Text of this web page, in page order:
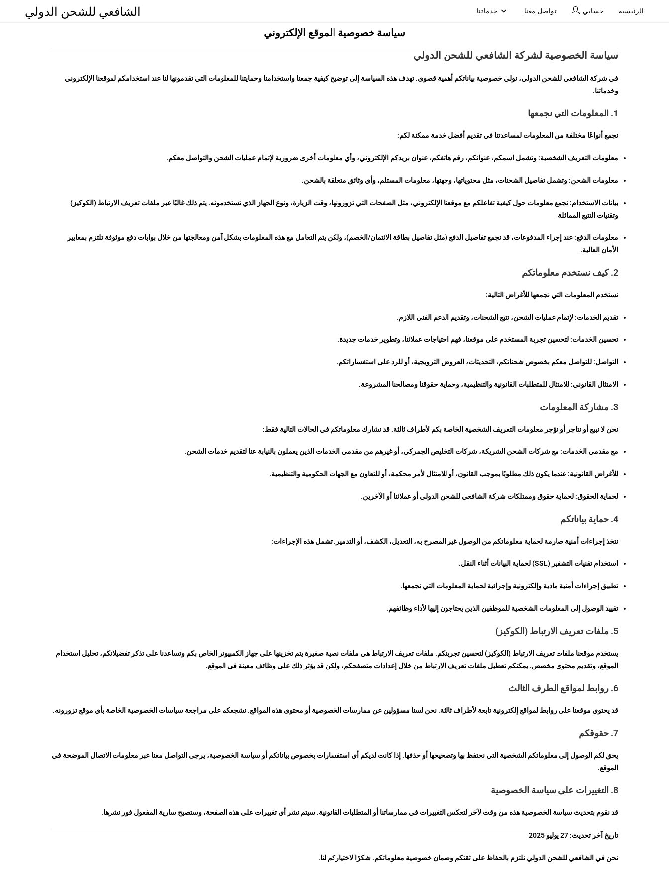
الشافعي للشحن الدولي خدماتنا تواصل معنا حسابي الرئيسية
سياسة خصوصية الموقع الإلكتروني
سياسة الخصوصية لشركة الشافعي للشحن الدولي
في شركة الشافعي للشحن الدولي، نولي خصوصية بياناتكم أهمية قصوى. تهدف هذه السياسة إلى توضيح كيفية جمعنا واستخدامنا وحمايتنا للمعلومات التي تقدمونها لنا عند استخدامكم لموقعنا الإلكتروني
وخدماتنا.
1. المعلومات التي نجمعها
نجمع أنواعًا مختلفة من المعلومات لمساعدتنا في تقديم أفضل خدمة ممكنة لكم:
معلومات التعريف الشخصية: وتشمل اسمكم، عنوانكم، رقم هاتفكم، عنوان بريدكم الإلكتروني، وأي معلومات أخرى ضرورية لإتمام عمليات الشحن والتواصل معكم.
معلومات الشحن: وتشمل تفاصيل الشحنات، مثل محتوياتها، وجهتها، معلومات المستلم، وأي وثائق متعلقة بالشحن.
بيانات الاستخدام: نجمع معلومات حول كيفية تفاعلكم مع موقعنا الإلكتروني، مثل الصفحات التي تزورونها، وقت الزيارة، ونوع الجهاز الذي تستخدمونه. يتم ذلك غالبًا عبر ملفات تعريف الارتباط (الكوكيز)
وتقنيات التتبع المماثلة.
معلومات الدفع: عند إجراء المدفوعات، قد نجمع تفاصيل الدفع (مثل تفاصيل بطاقة الائتمان/الخصم)، ولكن يتم التعامل مع هذه المعلومات بشكل آمن ومعالجتها من خلال بوابات دفع موثوقة تلتزم بمعايير
الأمان العالية.
2. كيف نستخدم معلوماتكم
نستخدم المعلومات التي نجمعها للأغراض التالية:
تقديم الخدمات: لإتمام عمليات الشحن، تتبع الشحنات، وتقديم الدعم الفني اللازم.
تحسين الخدمات: لتحسين تجربة المستخدم على موقعنا، فهم احتياجات عملائنا، وتطوير خدمات جديدة.
التواصل: للتواصل معكم بخصوص شحناتكم، التحديثات، العروض الترويجية، أو للرد على استفساراتكم.
الامتثال القانوني: للامتثال للمتطلبات القانونية والتنظيمية، وحماية حقوقنا ومصالحنا المشروعة.
3. مشاركة المعلومات
نحن لا نبيع أو نتاجر أو نؤجر معلومات التعريف الشخصية الخاصة بكم لأطراف ثالثة. قد نشارك معلوماتكم في الحالات التالية فقط:
مع مقدمي الخدمات: مع شركات الشحن الشريكة، شركات التخليص الجمركي، أو غيرهم من مقدمي الخدمات الذين يعملون بالنيابة عنا لتقديم خدمات الشحن.
للأغراض القانونية: عندما يكون ذلك مطلوبًا بموجب القانون، أو للامتثال لأمر محكمة، أو للتعاون مع الجهات الحكومية والتنظيمية.
لحماية الحقوق: لحماية حقوق وممتلكات شركة الشافعي للشحن الدولي أو عملائنا أو الآخرين.
4. حماية بياناتكم
نتخذ إجراءات أمنية صارمة لحماية معلوماتكم من الوصول غير المصرح به، التعديل، الكشف، أو التدمير. تشمل هذه الإجراءات:
استخدام تقنيات التشفير (SSL) لحماية البيانات أثناء النقل.
تطبيق إجراءات أمنية مادية وإلكترونية وإجرائية لحماية المعلومات التي نجمعها.
تقييد الوصول إلى المعلومات الشخصية للموظفين الذين يحتاجون إليها لأداء وظائفهم.
5. ملفات تعريف الارتباط (الكوكيز)
يستخدم موقعنا ملفات تعريف الارتباط (الكوكيز) لتحسين تجربتكم. ملفات تعريف الارتباط هي ملفات نصية صغيرة يتم تخزينها على جهاز الكمبيوتر الخاص بكم وتساعدنا على تذكر تفضيلاتكم، تحليل استخدام
الموقع، وتقديم محتوى مخصص. يمكنكم تعطيل ملفات تعريف الارتباط من خلال إعدادات متصفحكم، ولكن قد يؤثر ذلك على وظائف معينة في الموقع.
6. روابط لمواقع الطرف الثالث
قد يحتوي موقعنا على روابط لمواقع إلكترونية تابعة لأطراف ثالثة. نحن لسنا مسؤولين عن ممارسات الخصوصية أو محتوى هذه المواقع. نشجعكم على مراجعة سياسات الخصوصية الخاصة بأي موقع تزورونه.
7. حقوقكم
يحق لكم الوصول إلى معلوماتكم الشخصية التي نحتفظ بها وتصحيحها أو حذفها. إذا كانت لديكم أي استفسارات بخصوص بياناتكم أو سياسة الخصوصية، يرجى التواصل معنا عبر معلومات الاتصال الموضحة في
الموقع.
8. التغييرات على سياسة الخصوصية
قد نقوم بتحديث سياسة الخصوصية هذه من وقت لآخر لتعكس التغييرات في ممارساتنا أو المتطلبات القانونية. سيتم نشر أي تغييرات على هذه الصفحة، وستصبح سارية المفعول فور نشرها.
تاريخ آخر تحديث: 27 يوليو 2025
نحن في الشافعي للشحن الدولي نلتزم بالحفاظ على ثقتكم وضمان خصوصية معلوماتكم. شكرًا لاختياركم لنا.